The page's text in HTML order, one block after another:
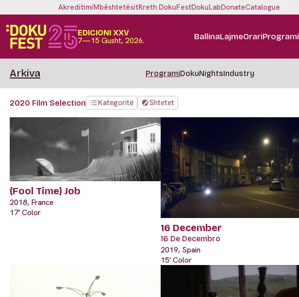
AkreditimiMbështetësitRreth DokuFestDokuLabDonateCatalogue
EDICIONI XXV
7—15 Gusht, 2026. BallinaLajmeOrariProgrami
Arkiva ProgramiDokuNightsIndustry
2020 Film Selection Kategoritë Shtetet
(Fool Time) Job
2018, France
17' Color
16 December
16 De Decembro
2019, Spain
15' Color